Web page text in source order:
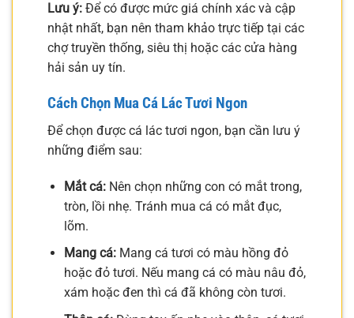
Lưu ý: Để có được mức giá chính xác và cập
nhật nhất, bạn nên tham khảo trực tiếp tại các
chợ truyền thống, siêu thị hoặc các cửa hàng
hải sản uy tín.
Cách Chọn Mua Cá Lác Tươi Ngon
Để chọn được cá lác tươi ngon, bạn cần lưu ý
những điểm sau:
Mắt cá:Nên chọn những con có mắt trong,
tròn, lồi nhẹ. Tránh mua cá có mắt đục,
lõm.
Mang cá:Mang cá tươi có màu hồng đỏ
hoặc đỏ tươi. Nếu mang cá có màu nâu đỏ,
xám hoặc đen thì cá đã không còn tươi.